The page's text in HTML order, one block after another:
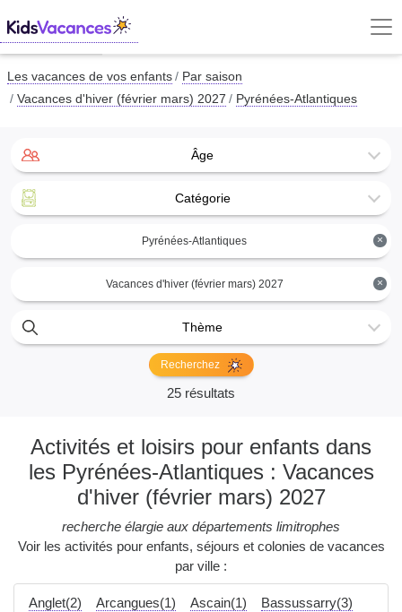
Les vacances de vos enfants
Par saison
Vacances d'hiver (février mars) 2027
Pyrénées-Atlantiques
Âge
Catégorie
×
Pyrénées-Atlantiques
×
Vacances d'hiver (février mars) 2027
Thème
Recherchez
25 résultats
Activités et loisirs pour enfants dans
les Pyrénées-Atlantiques : Vacances
d'hiver (février mars) 2027
recherche élargie aux départements limitrophes
Voir les activités pour enfants, séjours et colonies de vacances
par ville :
Anglet(2) Arcangues(1) Ascain(1)
Bassussarry(3)